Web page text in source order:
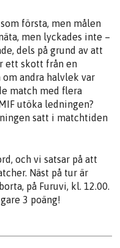
första, men målen
men lyckades inte –
dels på grund av att
ett skott från en
andra halvlek var
match med flera
utöka ledningen?
satt i matchtiden
och vi satsar på att
Näst på tur är
på Furuvi, kl. 12.00.
3 poäng!